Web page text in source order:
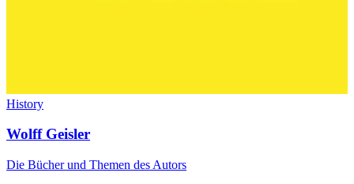
History
Wolff Geisler
Die Bücher und Themen des Autors